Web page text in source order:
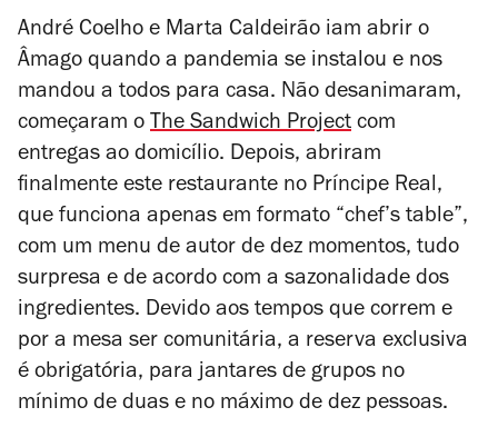
André Coelho e Marta Caldeirão iam abrir o
Âmago quando a pandemia se instalou e nos
mandou a todos para casa. Não desanimaram,
começaram o The Sandwich Project com
entregas ao domicílio. Depois, abriram
finalmente este restaurante no Príncipe Real,
que funciona apenas em formato “chef’s table”,
com um menu de autor de dez momentos, tudo
surpresa e de acordo com a sazonalidade dos
ingredientes. Devido aos tempos que correm e
por a mesa ser comunitária, a reserva exclusiva
é obrigatória, para jantares de grupos no
mínimo de duas e no máximo de dez pessoas.